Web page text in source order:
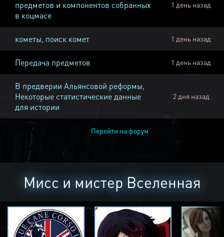
предметов и компонентов собранных
в коцмасе
1 день назад
кометы, поиск комет 1 день назад
Передача предметов 1 день назад
В предверии Альянсовой реформы,
Некоторые статистические данные
для истории
2 дня назад
Перейти на форум
Мисс и мистер Вселенная